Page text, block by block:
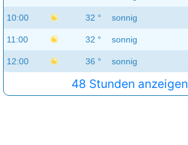
10:00 32 ° sonnig
11:00 32 ° sonnig
12:00 36 ° sonnig
48 Stunden anzeigen